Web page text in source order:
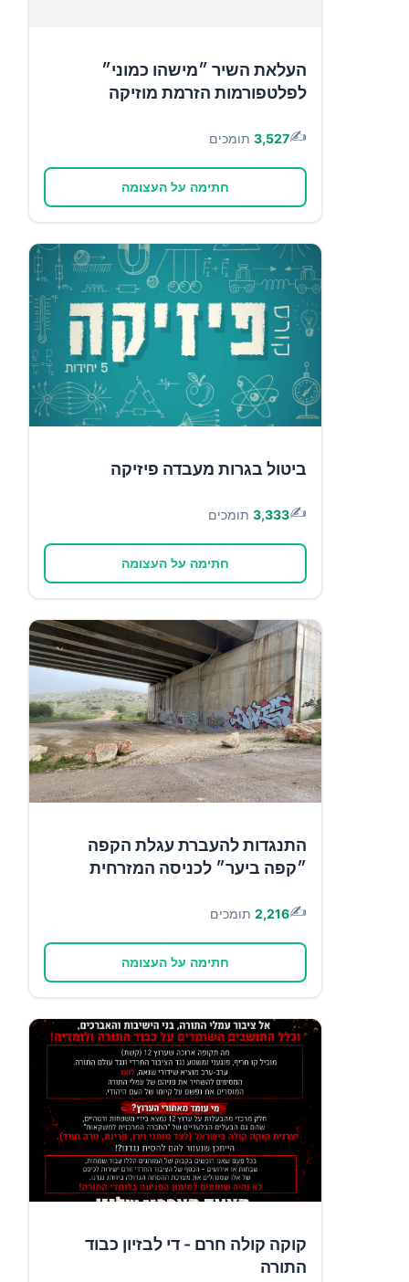
העלאת השיר ״מישהו כמוני״
לפלטפורמות הזרמת מוזיקה
✍️
3,527 תומכים
חתימה על העצומה
ביטול בגרות מעבדה פיזיקה
✍️
3,333 תומכים
חתימה על העצומה
התנגדות להעברת עגלת הקפה
״קפה ביער״ לכניסה המזרחית
✍️
2,216 תומכים
חתימה על העצומה
קוקה קולה חרם - די לבזיון כבוד
התורה